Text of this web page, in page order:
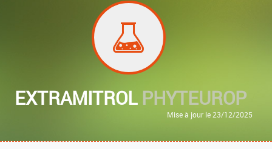
EXTRAMITROLPHYTEUROP
Mise à jour le 23/12/2025